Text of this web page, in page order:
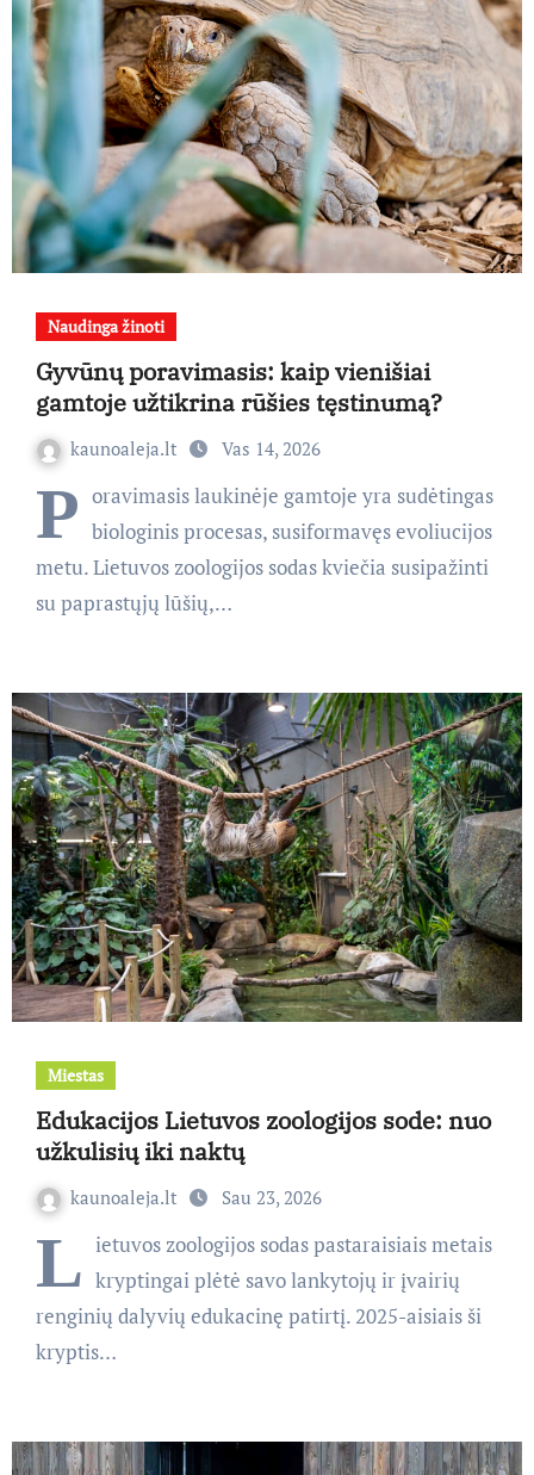
Naudinga žinoti
Gyvūnų poravimasis: kaip vienišiai
gamtoje užtikrina rūšies tęstinumą?
kaunoaleja.lt Vas 14, 2026
P oravimasis laukinėje gamtoje yra sudėtingas
biologinis procesas, susiformavęs evoliucijos
metu. Lietuvos zoologijos sodas kviečia susipažinti
su paprastųjų lūšių,…
Miestas
Edukacijos Lietuvos zoologijos sode: nuo
užkulisių iki naktų
kaunoaleja.lt Sau 23, 2026
L ietuvos zoologijos sodas pastaraisiais metais
kryptingai plėtė savo lankytojų ir įvairių
renginių dalyvių edukacinę patirtį. 2025-aisiais ši
kryptis…